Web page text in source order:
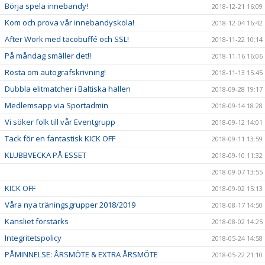
Börja spela innebandy! 2018-12-21 16:09
Kom och prova vår innebandyskola! 2018-12-04 16:42
After Work med tacobuffé och SSL! 2018-11-22 10:14
På måndag smäller det!! 2018-11-16 16:06
Rösta om autografskrivning! 2018-11-13 15:45
Dubbla elitmatcher i Baltiska hallen 2018-09-28 19:17
Medlemsapp via Sportadmin 2018-09-14 18:28
Vi söker folk till vår Eventgrupp 2018-09-12 14:01
Tack för en fantastisk KICK OFF 2018-09-11 13:59
KLUBBVECKA PÅ ESSET
2018-09-10 11:32
2018-09-07 13:55
KICK OFF 2018-09-02 15:13
Våra nya träningsgrupper 2018/2019 2018-08-17 14:50
Kansliet förstärks 2018-08-02 14:25
Integritetspolicy 2018-05-24 14:58
PÅMINNELSE: ÅRSMÖTE & EXTRA ÅRSMÖTE 2018-05-22 21:10